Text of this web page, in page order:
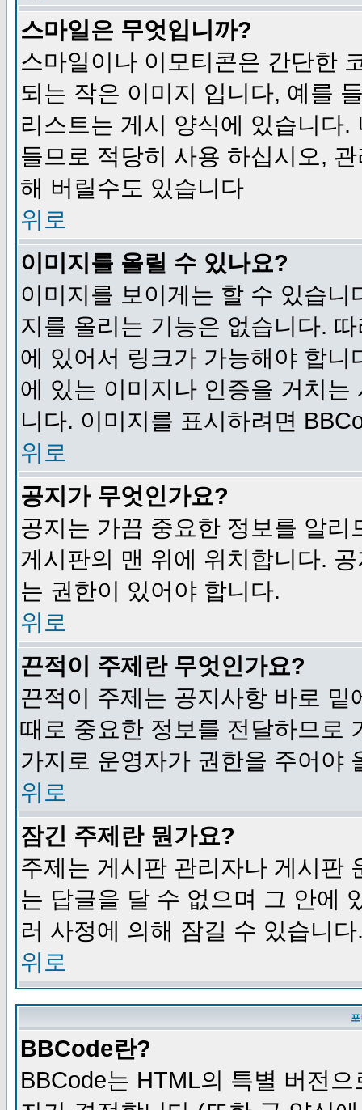
스마일은 무엇입니까?
스마일이나 이모티콘은 간단한
되는 작은 이미지 입니다, 예를
리스트는 게시 양식에 있습니다
들므로 적당히 사용 하십시오,
해 버릴수도 있습니다
위로
이미지를 올릴 수 있나요?
이미지를 보이게는 할 수 있습
지를 올리는 기능은 없습니다.
에 있어서 링크가 가능해야 합
에 있는 이미지나 인증을 거치
니다. 이미지를 표시하려면
위로
공지가 무엇인가요?
공지는 가끔 중요한 정보를 알
게시판의 맨 위에 위치합니다.
는 권한이 있어야 합니다.
위로
끈적이 주제란 무엇인가요?
끈적이 주제는 공지사항 바로
때로 중요한 정보를 전달하므로
가지로 운영자가 권한을 주어야
위로
잠긴 주제란 뭔가요?
주제는 게시판 관리자나 게시판
는 답글을 달 수 없으며 그 안에
러 사정에 의해 잠길 수 있습니다
위로
BBCode란?
BBCode는 HTML의 특별 버전